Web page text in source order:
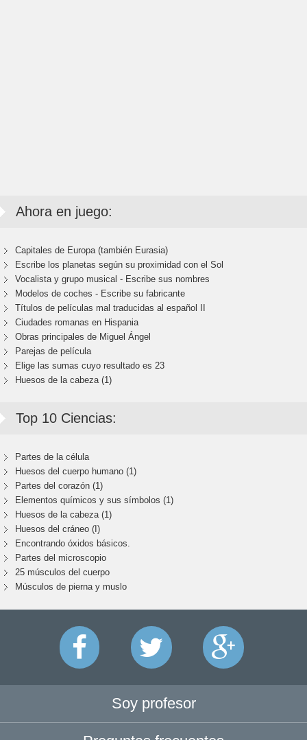
Ahora en juego:
Capitales de Europa (también Eurasia)
Escribe los planetas según su proximidad con el Sol
Vocalista y grupo musical - Escribe sus nombres
Modelos de coches - Escribe su fabricante
Títulos de películas mal traducidas al español II
Ciudades romanas en Hispania
Obras principales de Miguel Ángel
Parejas de película
Elige las sumas cuyo resultado es 23
Huesos de la cabeza (1)
Top 10 Ciencias:
Partes de la célula
Huesos del cuerpo humano (1)
Partes del corazón (1)
Elementos químicos y sus símbolos (1)
Huesos de la cabeza (1)
Huesos del cráneo (I)
Encontrando óxidos básicos.
Partes del microscopio
25 músculos del cuerpo
Músculos de pierna y muslo
Soy profesor